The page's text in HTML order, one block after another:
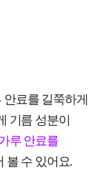
료를 길쭉하게
기름 성분이
루 안료를
볼 수 있어요.